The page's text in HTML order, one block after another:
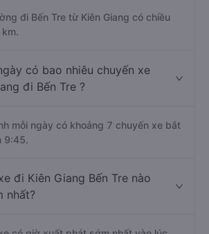
đi Bến Tre từ Kiên Giang có chiều
có bao nhiêu chuyến xe
đi Bến Tre ?
mỗi ngày có khoảng 7 chuyến xe bắt
9:45.
đi Kiên Giang Bến Tre nào
nhất?